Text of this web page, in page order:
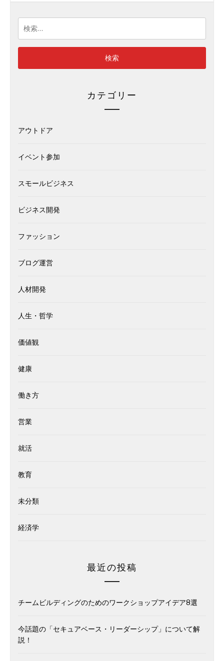
索:
カテゴリー
アウトドア
イベント参加
スモールビジネス
ビジネス開発
ファッション
ブログ運営
人材開発
人生・哲学
価値観
健康
働き方
営業
就活
教育
未分類
経済学
最近の投稿
チームビルディングのためのワークショップアイデア8選
今話題の「セキュアベース・リーダーシップ」について解
説！